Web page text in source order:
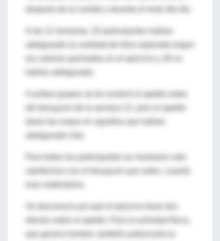
adelgazado la cantidad de kilos esperada según
habían adelgazado.
A ambos grupos se les aceleró el apetito antes
del desayuno de la semana 12, pero el apetito
diario fue mayor en aquellos que habían
adelgazado más.
satisfechos con el desayuno que antes, cuando
efectos sobre el apetito. Pero la actividad física,
que genera hambre, también potenciaría la